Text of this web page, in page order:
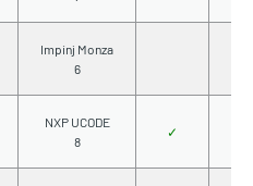
Impinj Monza
6
NXP UCODE
8
✓